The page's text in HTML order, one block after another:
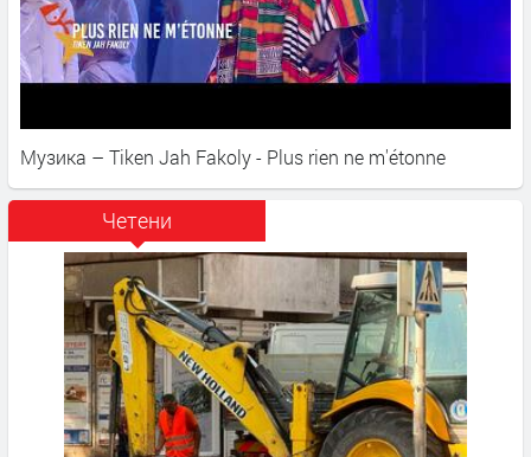
Музика – Tiken Jah Fakoly - Plus rien ne m'étonne
Четени